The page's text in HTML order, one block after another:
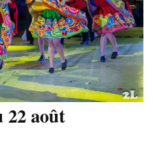
22 août